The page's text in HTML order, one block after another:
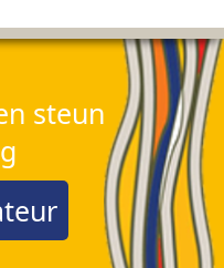
steun